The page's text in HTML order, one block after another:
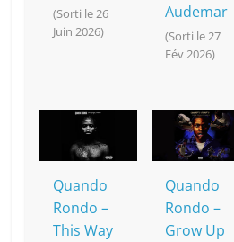
(Sorti le 26
Juin 2026)
Audemar
(Sorti le 27
Fév 2026)
Quando
Rondo –
This Way
Quando
Rondo –
Grow Up